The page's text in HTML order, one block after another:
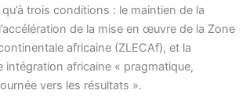
trois conditions : le maintien de la
de la mise en œuvre de la Zone
africaine (ZLECAf), et la
intégration africaine « pragmatique,
vers les résultats ».